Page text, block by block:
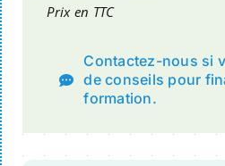
Prix en TTC
Contactez-nous si
de conseils pour
formation.